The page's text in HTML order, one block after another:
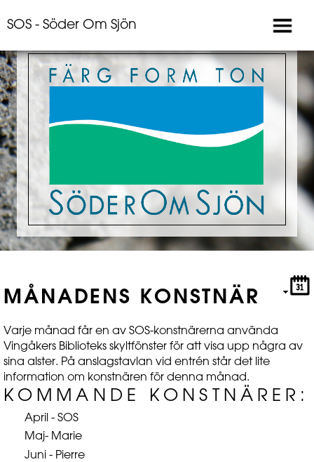
SOS - Söder Om Sjön
MÅNADENS KONSTNÄR
Varje månad får en av SOS-konstnärerna använda
Vingåkers Biblioteks skyltfönster för att visa upp några av
sina alster. På anslagstavlan vid entrén står det lite
information om konstnären för denna månad.
KOMMANDE KONSTNÄRER:
April - SOS
Maj- Marie
Juni - Pierre